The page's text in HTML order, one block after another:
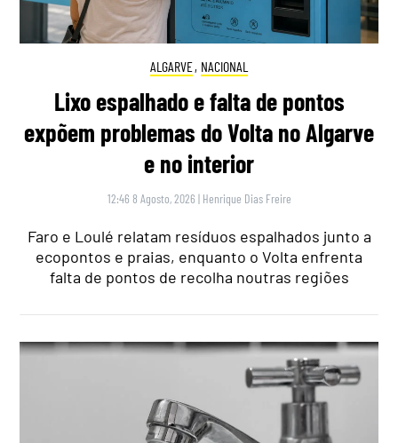
ALGARVE, NACIONAL
Lixo espalhado e falta de pontos
expõem problemas do Volta no Algarve
e no interior
12:46 8 Agosto, 2026 | Henrique Dias Freire
Faro e Loulé relatam resíduos espalhados junto a
ecopontos e praias, enquanto o Volta enfrenta
falta de pontos de recolha noutras regiões